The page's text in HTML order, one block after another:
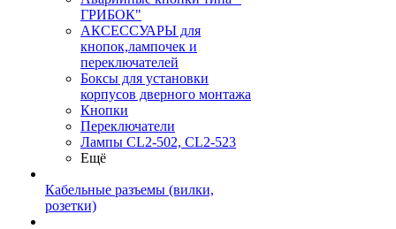
ГРИБОК"
АКСЕССУАРЫ для
кнопок,лампочек и
переключателей
Боксы для установки
корпусов дверного монтажа
Кнопки
Переключатели
Лампы CL2-502, CL2-523
Ещё
Кабельные разъемы (вилки,
розетки)